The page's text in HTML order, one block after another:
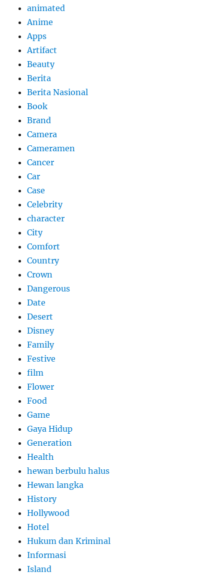
animated
Anime
Apps
Artifact
Beauty
Berita
Berita Nasional
Book
Brand
Camera
Cameramen
Cancer
Car
Case
Celebrity
character
City
Comfort
Country
Crown
Dangerous
Date
Desert
Disney
Family
Festive
film
Flower
Food
Game
Gaya Hidup
Generation
Health
hewan berbulu halus
Hewan langka
History
Hollywood
Hotel
Hukum dan Kriminal
Informasi
Island